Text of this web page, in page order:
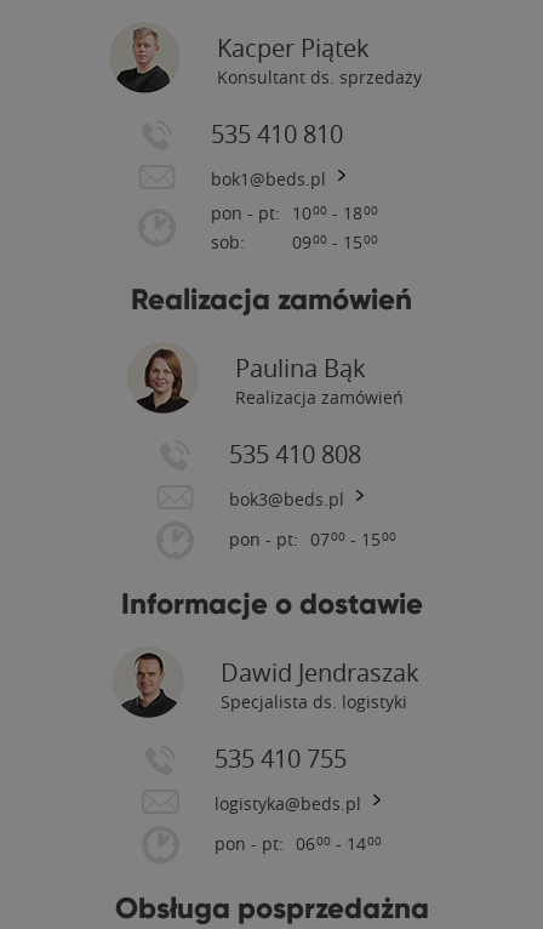
Kacper Piątek
Konsultant ds. sprzedaży
535 410 810
bok1@beds.pl
pon - pt:
sob:
1000 - 1800
0900 - 1500
Realizacja zamówień
Paulina Bąk
Realizacja zamówień
535 410 808
bok3@beds.pl
pon - pt: 0700 - 1500
Informacje o dostawie
Dawid Jendraszak
Specjalista ds. logistyki
535 410 755
logistyka@beds.pl
pon - pt: 0600 - 1400
Obsługa posprzedażna